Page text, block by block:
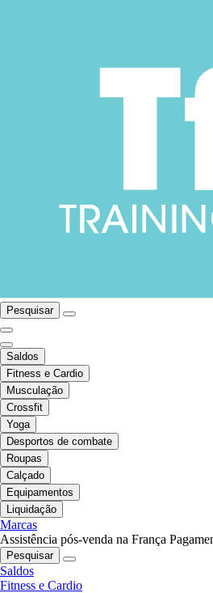
Pesquisar
Saldos
Fitness e Cardio
Musculação
Crossfit
Yoga
Desportos de combate
Roupas
Calçado
Equipamentos
Liquidação
Marcas
Assistência pós-venda na França
Pesquisar
Saldos
Fitness e Cardio